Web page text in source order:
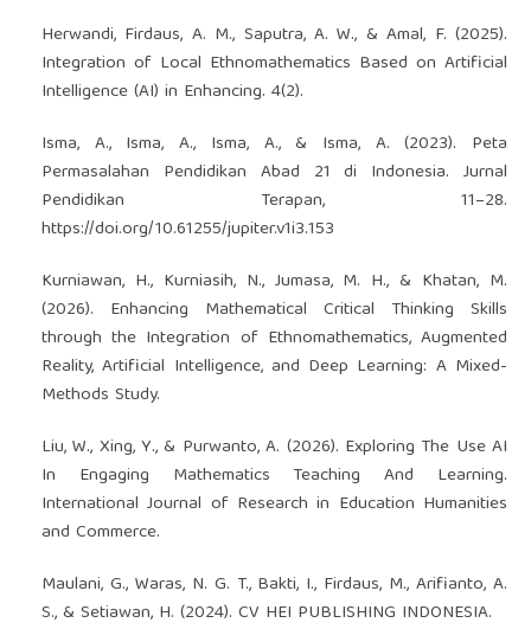
Herwandi, Firdaus, A. M., Saputra, A. W., & Amal, F. (2025).
Integration of Local Ethnomathematics Based on Artificial
Intelligence (AI) in Enhancing. 4(2).
Isma, A., Isma, A., Isma, A., & Isma, A. (2023). Peta
Permasalahan Pendidikan Abad 21 di Indonesia. Jurnal
Pendidikan Terapan, 11–28.
https://doi.org/10.61255/jupiter.v1i3.153
Kurniawan, H., Kurniasih, N., Jumasa, M. H., & Khatan, M.
(2026). Enhancing Mathematical Critical Thinking Skills
through the Integration of Ethnomathematics, Augmented
Reality, Artificial Intelligence, and Deep Learning: A Mixed-
Methods Study.
Liu, W., Xing, Y., & Purwanto, A. (2026). Exploring The Use AI
In Engaging Mathematics Teaching And Learning.
International Journal of Research in Education Humanities
and Commerce.
Maulani, G., Waras, N. G. T., Bakti, I., Firdaus, M., Arifianto, A.
S., & Setiawan, H. (2024). CV HEI PUBLISHING INDONESIA.